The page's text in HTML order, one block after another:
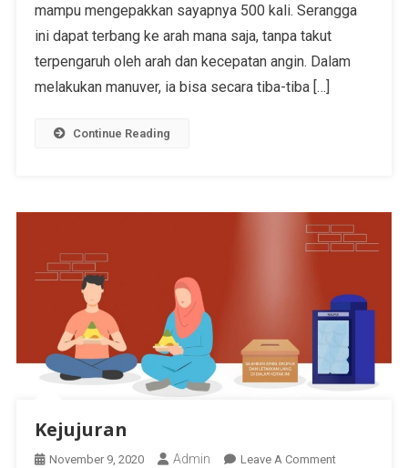
mampu mengepakkan sayapnya 500 kali. Serangga
ini dapat terbang ke arah mana saja, tanpa takut
terpengaruh oleh arah dan kecepatan angin. Dalam
melakukan manuver, ia bisa secara tiba-tiba […]
Continue Reading
Kejujuran
November 9, 2020 Admin Leave A Comment